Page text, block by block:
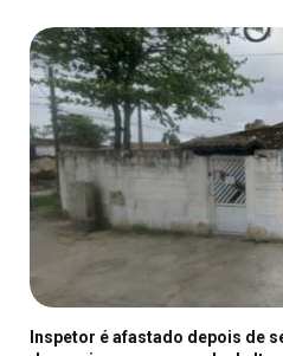
Inspetor é afastado depois de